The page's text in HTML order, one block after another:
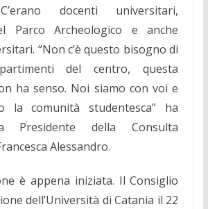
docenti universitari,
Parco Archeologico e anche
“Non c’è questo bisogno di
del centro, questa
ha senso. Noi siamo con voi e
la comunità studentesca” ha
Presidente della Consulta
Alessandro.
è appena iniziata. Il Consiglio
dell’Università di Catania il 22